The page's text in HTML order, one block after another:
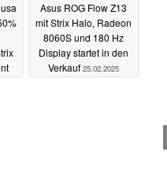
Asus ROG Flow Z13
mit Strix Halo, Radeon
8060S und 180 Hz
Display startet in den
Verkauf 25.02.2025